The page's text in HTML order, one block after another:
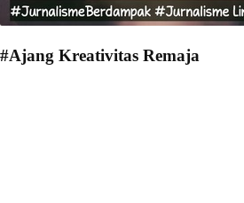
#Ajang Kreativitas Remaja